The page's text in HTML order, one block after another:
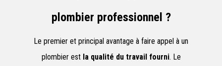
plombier professionnel ?
Le premier et principal avantage à faire appel à un
plombier est la qualité du travail fourni. Le